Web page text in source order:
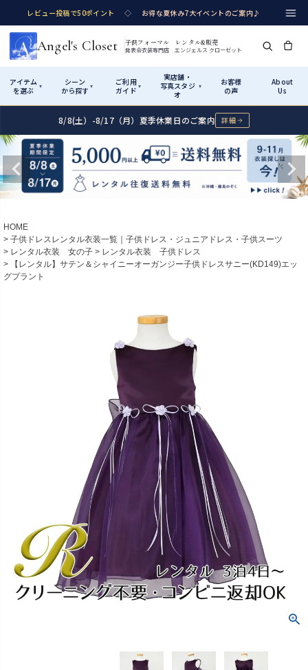
レビュー投稿で50ポイント ◇ お得な夏休み7大イベントのご案内♪
Angel's Closet 子供フォーマル レンタル&販売
発表会衣装専門店 エンジェルス クローゼット
アイテム
を選ぶ
▾
シーン
から探す ▾
ご利用
ガイド ▾
実店舗・
写真スタジ
オ
▾
お客様
の声
About
Us
Shop by Category アイテムから探す
カテゴリ詳細→ サイズで選ぶ →
Rentalレンタル
パニエ
レディース
コスチューム アウター
インナー・パニエ アクセサリー
ジュエリー 音楽雑貨
Shop by Occasion シーンから探す
性別・サイズで絞り込む→
発表会・コンクール
Wedding
結婚式
フラワーガール・リングボーイ・ゲ
Graduation & Entrance
卒業式・入学式
きちんと感のあるフォーマル
Shichi-Go-San
3歳・5歳・7歳の晴れの日
How It Works ご利用ガイド
Startはじめに
01
02 サイズの選び方
測り方と目安
あんしんパック
汚れ・キズ・破損の補償
Buy & Support ご購入・サポート
07 販売・共通のご案内
品質・返品・お手入れ
08 送料・お支払い
送料・決済方法
Visit Us 実店舗・写真スタジオ
実店舗 つくば店
茨城県土浦市大町14-16-1F
10:00–18:00（完全予約制）
店舗を予約する →
8/8(土）-8/17（月）夏季休業日のご案内 詳細
HOME
子供ドレスレンタル衣装一覧｜子供ドレス・ジュニアドレス・子供スーツ
レンタル衣装 女の子
レンタル衣装 子供ドレス
【レンタル】サテン＆シャイニーオーガンジー子供ドレスサニー(KD149)エッ
グプラント